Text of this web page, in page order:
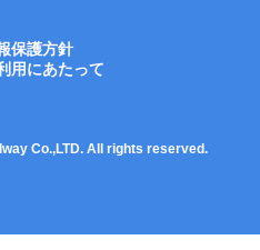
保護方針
用にあたって
Co.,LTD. All rights reserved.